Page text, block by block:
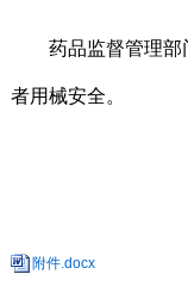
药品监督管理部
者用械安全。
附件.docx